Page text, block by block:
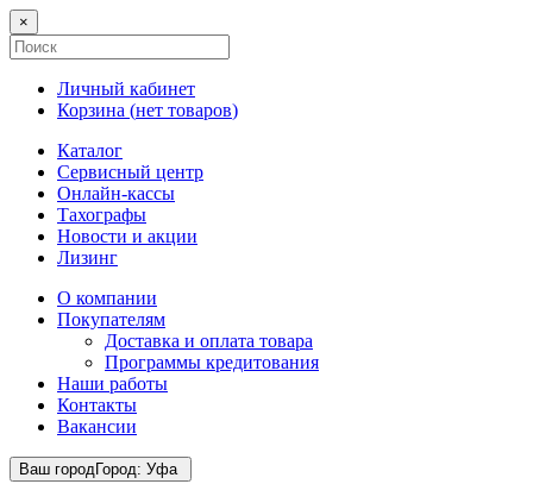
×
Личный кабинет
Корзина (нет товаров)
Каталог
Сервисный центр
Онлайн-кассы
Тахографы
Новости и акции
Лизинг
О компании
Покупателям
Доставка и оплата товара
Программы кредитования
Наши работы
Контакты
Вакансии
Ваш городГород: Уфа